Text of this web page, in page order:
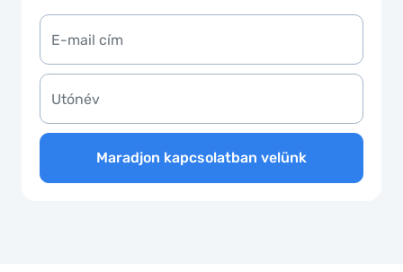
Maradjon kapcsolatban velünk